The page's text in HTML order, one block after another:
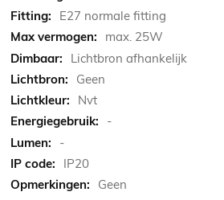
E27 normale fitting
max. 25W
Lichtbron afhankelijk
Geen
Nvt
-
-
IP20
Geen